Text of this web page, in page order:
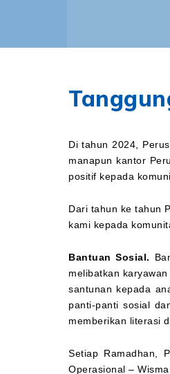
Di tahun 2024,
manapun kantor
positif kepada
Dari tahun ke tahun
kami kepada
Bantuan Sosial.
melibatkan
santunan kepada
panti-panti sosial
memberikan literasi
Setiap Ramadhan,
Operasional –